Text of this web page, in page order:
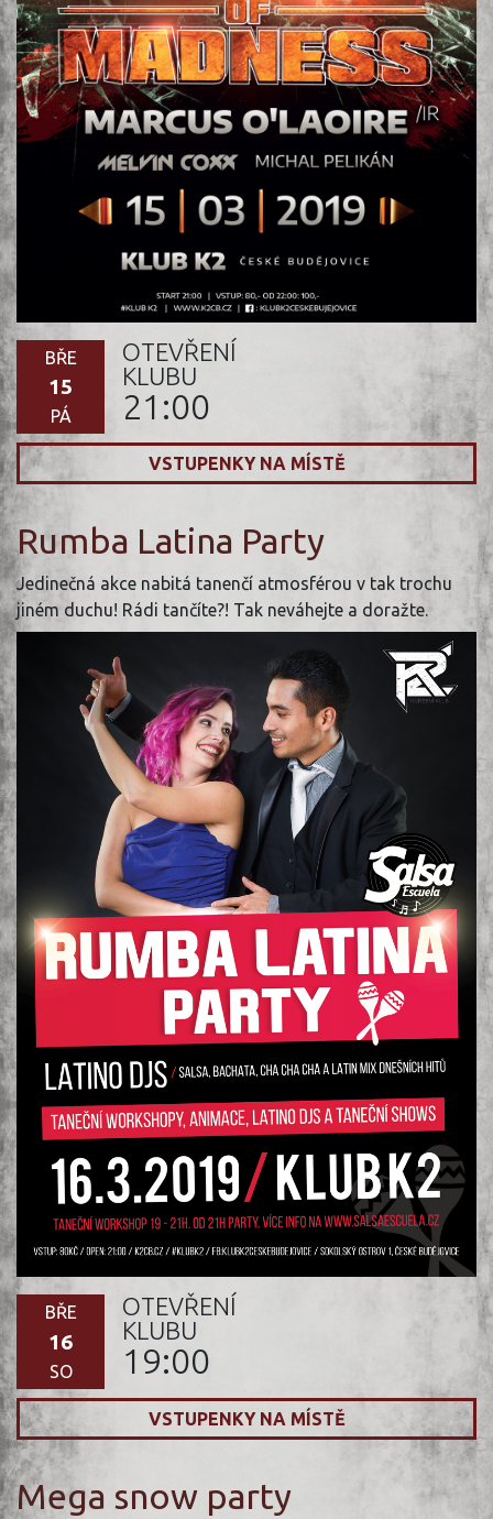
BŘE
15
PÁ
OTEVŘENÍ
KLUBU
21:00
VSTUPENKY NA MÍSTĚ
Rumba Latina Party
Jedinečná akce nabitá tanenčí atmosférou v tak trochu
jiném duchu! Rádi tančíte?! Tak neváhejte a doražte.
BŘE
16
SO
OTEVŘENÍ
KLUBU
19:00
VSTUPENKY NA MÍSTĚ
Mega snow party